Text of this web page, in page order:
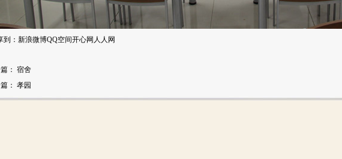
到： 新浪微博QQ空间开心网 人人网
： 宿舍
： 孝园